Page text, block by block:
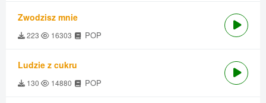
Zwodzisz mnie
223 16303 POP
Ludzie z cukru
130 14880 POP